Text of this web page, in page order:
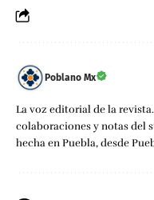
Poblano Mx
La voz editorial de la
colaboraciones y notas del
hecha en Puebla, desde